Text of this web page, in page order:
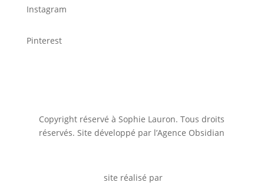
Instagram
Pinterest
Copyright réservé à Sophie Lauron. Tous droits
réservés. Site développé par l’Agence Obsidian
site réalisé par